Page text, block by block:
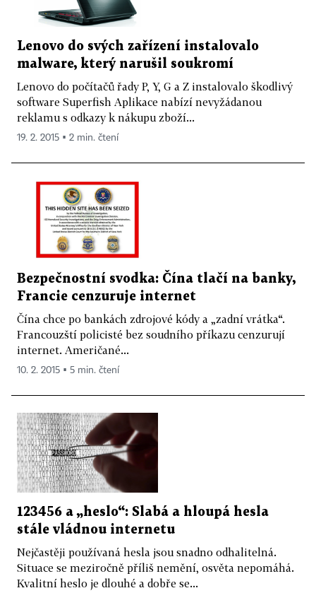
Lenovo do svých zařízení instalovalo
malware, který narušil soukromí
Lenovo do počítačů řady P, Y, G a Z instalovalo škodlivý
software Superfish Aplikace nabízí nevyžádanou
reklamu s odkazy k nákupu zboží...
19. 2. 2015 ▪ 2 min. čtení
Bezpečnostní svodka: Čína tlačí na banky,
Francie cenzuruje internet
Čína chce po bankách zdrojové kódy a „zadní vrátka“.
Francouzští policisté bez soudního příkazu cenzurují
internet. Američané...
10. 2. 2015 ▪ 5 min. čtení
123456 a „heslo“: Slabá a hloupá hesla
stále vládnou internetu
Nejčastěji používaná hesla jsou snadno odhalitelná.
Situace se meziročně příliš nemění, osvěta nepomáhá.
Kvalitní heslo je dlouhé a dobře se...